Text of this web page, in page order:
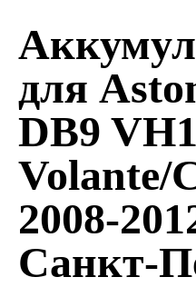
для
DB9 VH1
Volante/
2008-
Санкт-